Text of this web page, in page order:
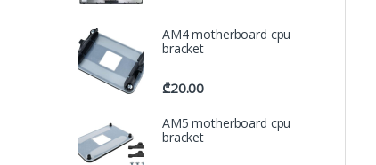
AM4 motherboard cpu
bracket
₾20.00
AM5 motherboard cpu
bracket